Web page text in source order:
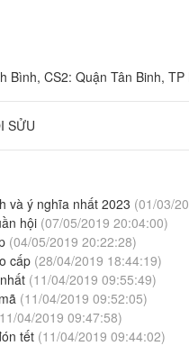
Bình, CS2: Quận Tân Binh, TP
SỬU
và ý nghĩa nhất 2023 (01/03/
hội(07/05/2019 20:04:00)
(04/05/2019 20:22:28)
cấp(28/04/2019 18:44:19)
(11/04/2019 09:55:49)
(11/04/2019 09:52:05)
04/2019 09:47:58)
tết(11/04/2019 09:44:02)